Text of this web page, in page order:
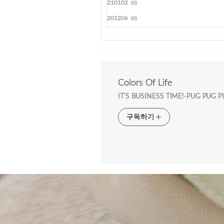
210102 (0)
201206 (0)
Colors Of Life
IT'S BUSINESS TIME!-PUG PUG
구독하기